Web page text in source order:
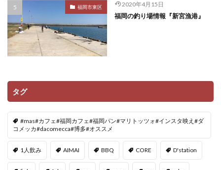
福岡市東区 2020年4月15日
福岡の釣り場情報『新宮漁港』
タグ
#mas#カフェ#福岡カフェ#福岡パン#マリトッツォ#インスタ映え#ダ
コメッカ#dacomecca#博多#オススメ
1人飲み AIMAI BBQ CORE D'station